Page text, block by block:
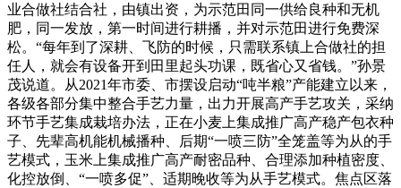
业合做社结合社，由镇出资，为示范田同一供给良种和无机
肥，同一发放，第一时间进行耕播，并对示范田进行免费深
松。“每年到了深耕、飞防的时候，只需联系镇上合做社的担
任人，就会有设备开到田里起头功课，既省心又省钱。”孙景
茂说道。从2021年市委、市摆设启动“吨半粮”产能建立以来，
各级各部分集中整合手艺力量，出力开展高产手艺攻关，采纳
环节手艺集成栽培办法，正在小麦上集成推广高产稳产包衣种
子、先辈高机能机械播种、后期“一喷三防”全笼盖等为从的手
艺模式，玉米上集成推广高产耐密品种、合理添加种植密度、
化控放倒、“一喷多促”、适期晚收等为从手艺模式。焦点区落